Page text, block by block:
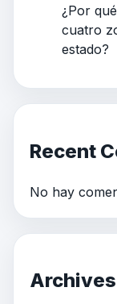
¿Por
cuatro
estado?
Recent
No hay
Archives